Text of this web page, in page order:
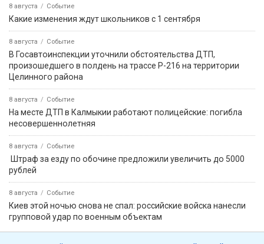
8 августа Событие
Какие изменения ждут школьников с 1 сентября
8 августа Событие
В Госавтоинспекции уточнили обстоятельства ДТП,
произошедшего в полдень на трассе Р-216 на территории
Целинного района
8 августа Событие
На месте ДТП в Калмыкии работают полицейские: погибла
несовершеннолетняя
8 августа Событие
️ Штраф за езду по обочине предложили увеличить до 5000
рублей
8 августа Событие
Киев этой ночью снова не спал: российские войска нанесли
групповой удар по военным объектам